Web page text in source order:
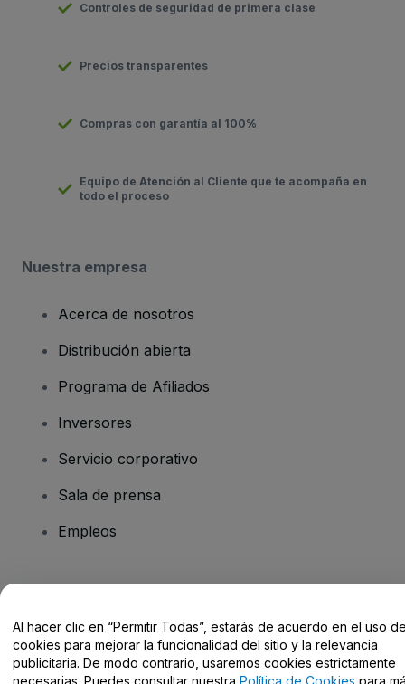
Controles de seguridad de primera clase
Precios transparentes
Compras con garantía al 100%
Equipo de Atención al Cliente que te acompaña en
todo el proceso
Nuestra empresa
Acerca de nosotros
Distribución abierta
Programa de Afiliados
Inversores
Servicio corporativo
Sala de prensa
Empleos
Centro de Ayuda / Contacto
Al hacer clic en “Permitir Todas”, estarás de acuerdo en el uso
cookies para mejorar la funcionalidad del sitio y la relevancia
publicitaria. De modo contrario, usaremos cookies estrictamente
necesarias. Puedes consultar nuestra Política de Cookies para